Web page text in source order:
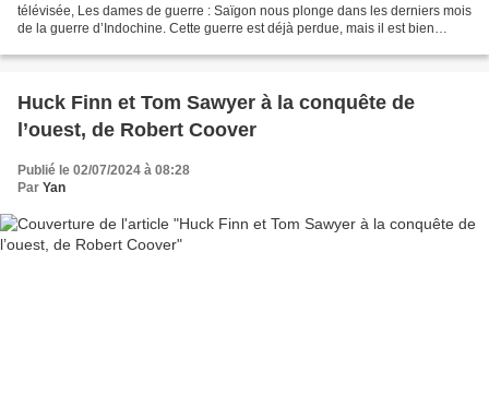
télévisée, Les dames de guerre : Saïgon nous plonge dans les derniers mois
de la guerre d’Indochine. Cette guerre est déjà perdue, mais il est bien
Huck Finn et Tom Sawyer à la conquête de
l’ouest, de Robert Coover
Publié le 02/07/2024 à 08:28
Par Yan